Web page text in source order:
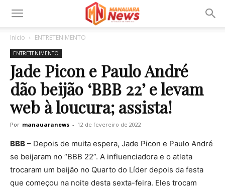
Início ENTRETENIMENTO
ENTRETENIMENTO
Jade Picon e Paulo André
dão beijão ‘BBB 22’ e levam
web à loucura; assista!
Por manauaranews - 12 de fevereiro de 2022
BBB – Depois de muita espera, Jade Picon e Paulo André
se beijaram no “BBB 22”. A influenciadora e o atleta
trocaram um beijão no Quarto do Líder depois da festa
que começou na noite desta sexta-feira. Eles trocam